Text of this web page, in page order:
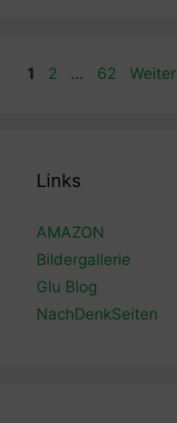
Seite
1 Seite
2 … Seite
62 Weiter
Links
AMAZON
Bildergallerie
Glu Blog
NachDenkSeiten